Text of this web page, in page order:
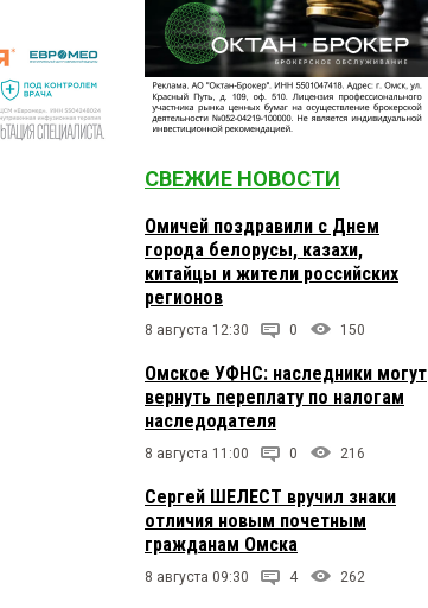
СВЕЖИЕ НОВОСТИ
Омичей поздравили с Днем
города белорусы, казахи,
китайцы и жители российских
регионов
8 августа 12:30 0 150
Омское УФНС: наследники могут
вернуть переплату по налогам
наследодателя
8 августа 11:00 0 216
Сергей ШЕЛЕСТ вручил знаки
отличия новым почетным
гражданам Омска
8 августа 09:30 4 262